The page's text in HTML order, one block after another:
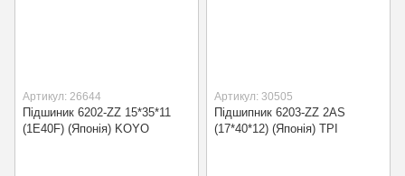
Артикул: 26644
Підшиник 6202-ZZ 15*35*11
(1E40F) (Японія) KOYO
Артикул: 30505
Підшипник 6203-ZZ 2AS
(17*40*12) (Японія) TPI